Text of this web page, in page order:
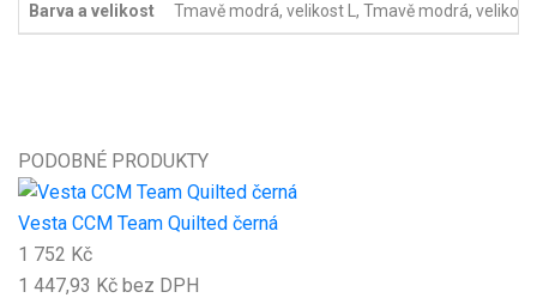
Barva a velikost Tmavě modrá, velikost L, Tmavě modrá,
PODOBNÉ PRODUKTY
Vesta CCM Team Quilted černá
1 752 Kč
1 447,93 Kč bez DPH